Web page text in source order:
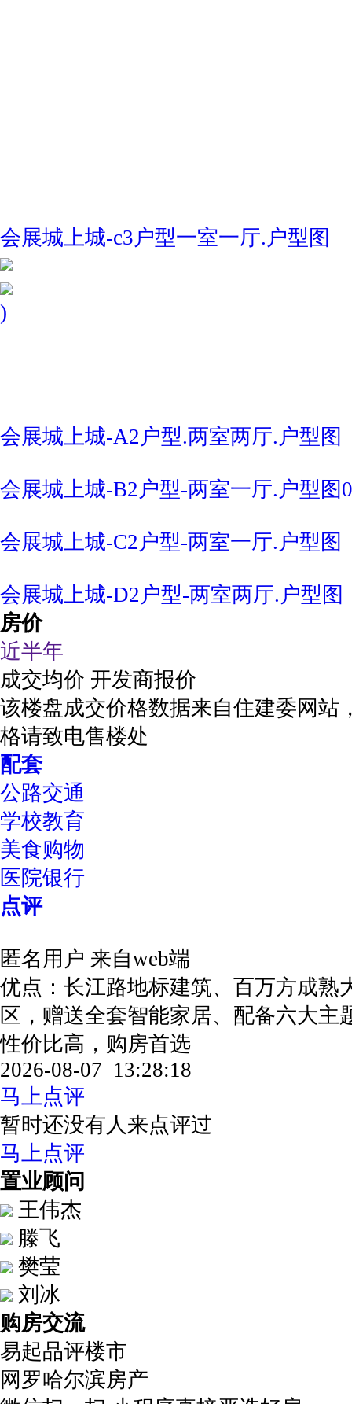
会展城上城-c3户型一室一厅.户型图
)
会展城上城-A2户型.两室两厅.户型图
会展城上城-B2户型-两室一厅.户型图
会展城上城-C2户型-两室一厅.户型图
会展城上城-D2户型-两室两厅.户型图
房价
近半年
成交均价 开发商报价
该楼盘成交价格数据来自住建委网站
格请致电售楼处
配套
公路交通
学校教育
美食购物
医院银行
点评
匿名用户 来自web端
优点：长江路地标建筑、百万方成熟
区，赠送全套智能家居、配备六大主
性价比高，购房首选
2026-08-07 13:28:18
马上点评
暂时还没有人来点评过
马上点评
置业顾问
王伟杰
滕飞
樊莹
刘冰
购房交流
易起品评楼市
网罗哈尔滨房产